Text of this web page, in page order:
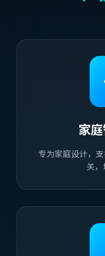
家
专为家庭设计，
关，